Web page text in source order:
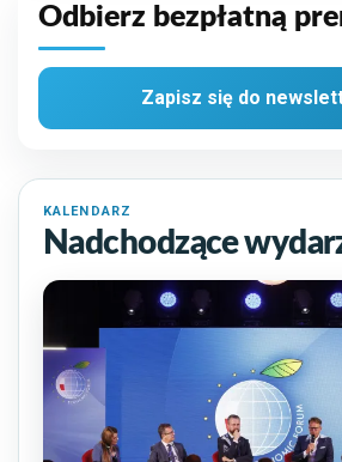
Odbierz bezpłatną
Zapisz się do
KALENDARZ
Nadchodzące